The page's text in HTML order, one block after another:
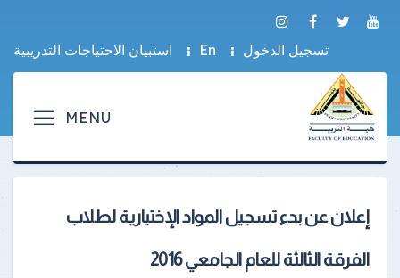
تسجيل الدخول En استبيان الاحتياجات التدريبية
إعلان عن بدء تسجيل المواد الإختيارية لطلاب
الفرقة الثالثة للعام الجامعي 2016